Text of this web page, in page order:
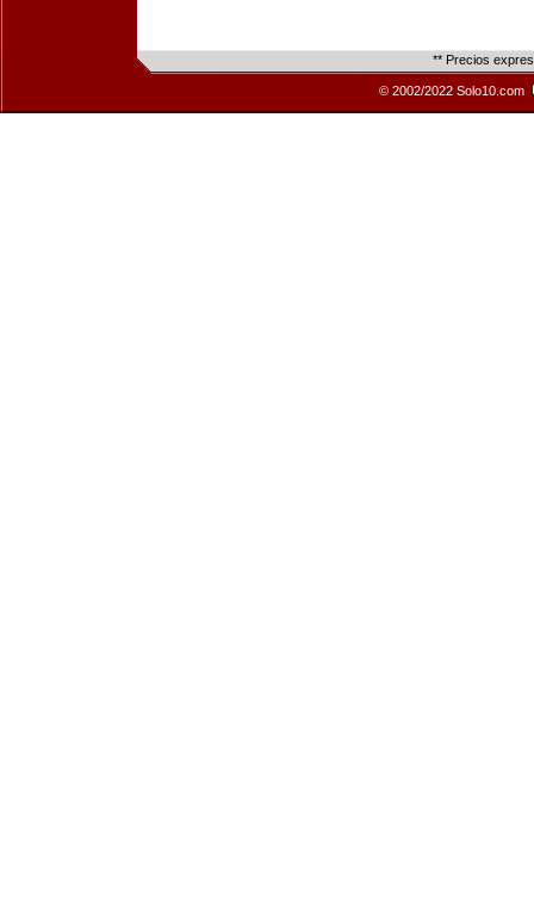
** Precios
© 2002/2022 Solo10.com